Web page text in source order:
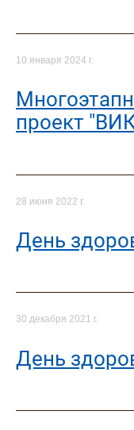
10 января 2024 г.
проект
28 июня 2022 г.
День
30 декабря 2021 г.
День